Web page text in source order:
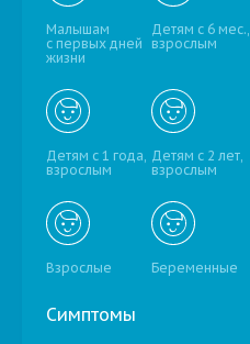
Малышам
с первых дней
жизни
Детям с 6 мес.,
взрослым
Детям с 1 года,
взрослым
Детям с 2 лет,
взрослым
Взрослые Беременные
Симптомы